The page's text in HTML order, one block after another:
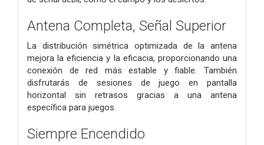
Antena Completa, Señal Superior
La distribución simétrica optimizada de la antena
mejora la eficiencia y la eficacia, proporcionando una
conexión de red más estable y fiable. También
disfrutarás de sesiones de juego en pantalla
horizontal sin retrasos gracias a una antena
específica para juegos.
Siempre Encendido